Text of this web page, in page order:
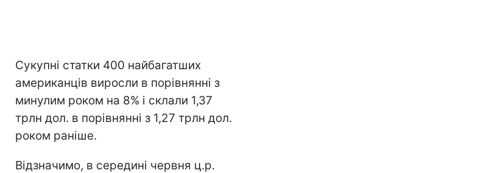
Сукупні статки 400 найбагатших
американців виросли в порівнянні з
минулим роком на 8% і склали 1,37
трлн дол. в порівнянні з 1,27 трлн дол.
роком раніше.
Відзначимо, в середині червня ц.р.